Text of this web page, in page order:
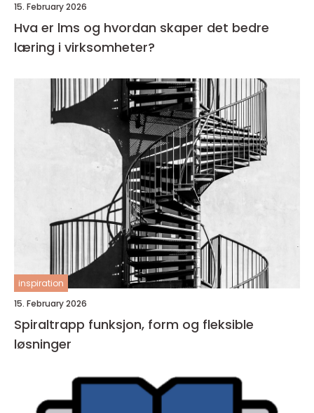
15. February 2026
Hva er lms og hvordan skaper det bedre
læring i virksomheter?
inspiration
15. February 2026
Spiraltrapp funksjon, form og fleksible
løsninger